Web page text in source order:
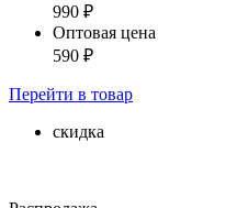
990 ₽
Оптовая цена
590 ₽
Перейти в товар
скидка